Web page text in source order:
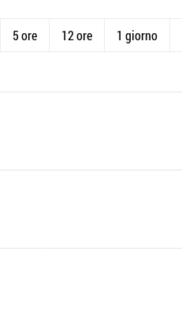
5 ore 12 ore 1 giorno